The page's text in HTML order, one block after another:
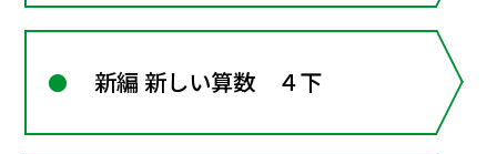
て調べよう
新編 新しい算数 ４下